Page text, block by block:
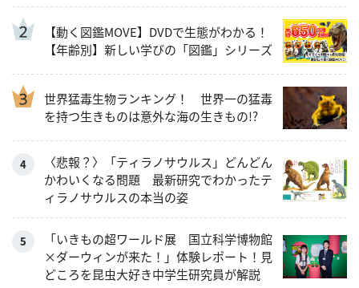
【動く図鑑MOVE】DVDで生態がわかる！
【年齢別】新しい学びの「図鑑」シリーズ
世界猛毒生物ランキング！ 世界一の猛毒
を持つ生きものは意外な海の生きもの!?
〈悲報？〉「ティラノサウルス」どんどん
かわいくなる問題 最新研究でわかったテ
ィラノサウルスの本当の姿
「いきもの超ワールド展 国立科学博物館
×ダーウィンが来た！」体験レポート！見
どころを昆虫大好き中学生研究員が解説